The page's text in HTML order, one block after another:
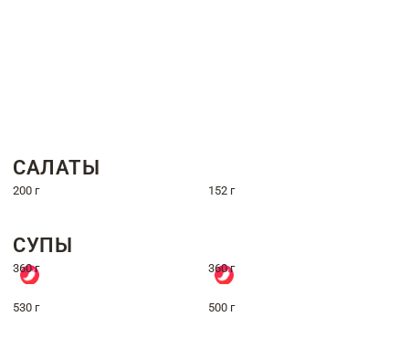
САЛАТЫ
200 г 152 г
СУПЫ
360 г 360 г
530 г 500 г